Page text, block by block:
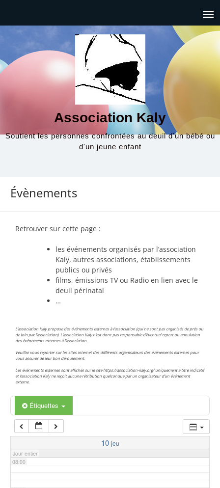
Association Kaly
Soutient les personnes confrontées au deuil d'un bébé ou
d'un jeune enfant
Évènements
Retrouver sur cette page :
les événements organisés par l’association
Kaly, autres associations, établissements
publics ou privés
films, émissions TV ou Radio en lien avec le
deuil périnatal
…
L’association Kaly propose des événements externes à l’association (qui ne sont pas organisés de près ou
de loin par l’association). L’association Kaly n’est donc pas responsable d’éventuel report ou annulation
des événements externes à l’association.
Veuillez vous reporter sur les sites internet des différents organisateurs des événements externes pour
vous assurer de leur bon déroulement.
Les événements externes sont affichés sur le site https://association-kaly.org/ uniquement à titre indicatif
et l’association Kaly ne reçoit aucune rétribution quelconque par un organisateur d’un événement
externe.
Étiquettes
10 jeu
Jour entier
00:00
04:00
05:00
06:00
07:00
08:00